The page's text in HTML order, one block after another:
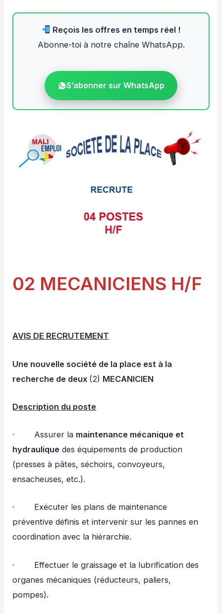
Reçois les offres en temps réel !
Abonne-toi à notre chaîne WhatsApp.
S’abonner sur WhatsApp
02 MECANICIENS H/F
AVIS DE RECRUTEMENT
Une nouvelle société de la place est à la
recherche de deux (2) MECANICIEN
Description du poste
· Assurer la maintenance mécanique et
hydraulique des équipements de production
(presses à pâtes, séchoirs, convoyeurs,
ensacheuses, etc.).
· Exécuter les plans de maintenance
préventive définis et intervenir sur les pannes en
coordination avec la hiérarchie.
· Effectuer le graissage et la lubrification des
organes mécaniques (réducteurs, paliers,
pompes).